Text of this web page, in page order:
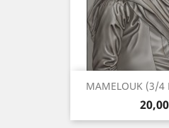
MAMELOUK (3/4
Preis